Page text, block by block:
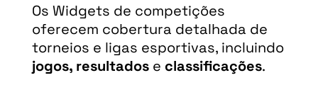
Os Widgets de competições
oferecem cobertura detalhada de
torneios e ligas esportivas, incluindo
jogos, resultadose classificações.